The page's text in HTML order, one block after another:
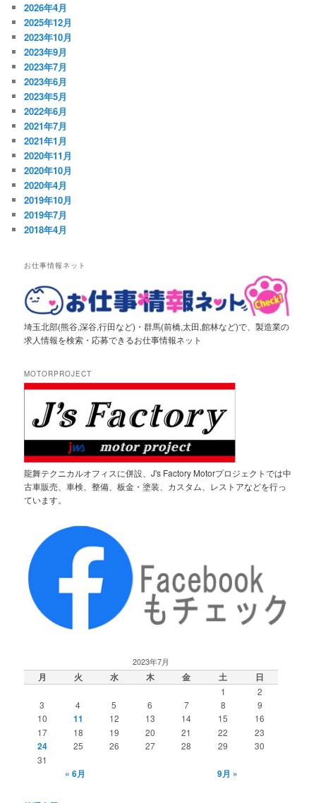
2026年4月
2025年12月
2023年10月
2023年9月
2023年7月
2023年6月
2023年5月
2022年6月
2021年7月
2021年1月
2020年11月
2020年10月
2020年4月
2019年10月
2019年7月
2018年4月
お仕事情報ネット
埼玉北部(熊谷,深谷,行田など)・群馬(前橋,太田,館林など)で、製造業の
求人情報を検索・応募できるお仕事情報ネット
MOTORPROJECT
龍舞テクニカルオフィスに併設、J's Factory Motorプロジェクトでは中
古車販売、車検、整備、板金・塗装、カスタム、レストアなどを行っ
ています。
2023年7月
月 火 水 木 金 土 日
1
2
3
4 5 6 7 8
9
10
11 12 13 14 15
16
17
18 19 20 21 22 23
24 25 26 27 28 29
30
31
« 6月 9月 »